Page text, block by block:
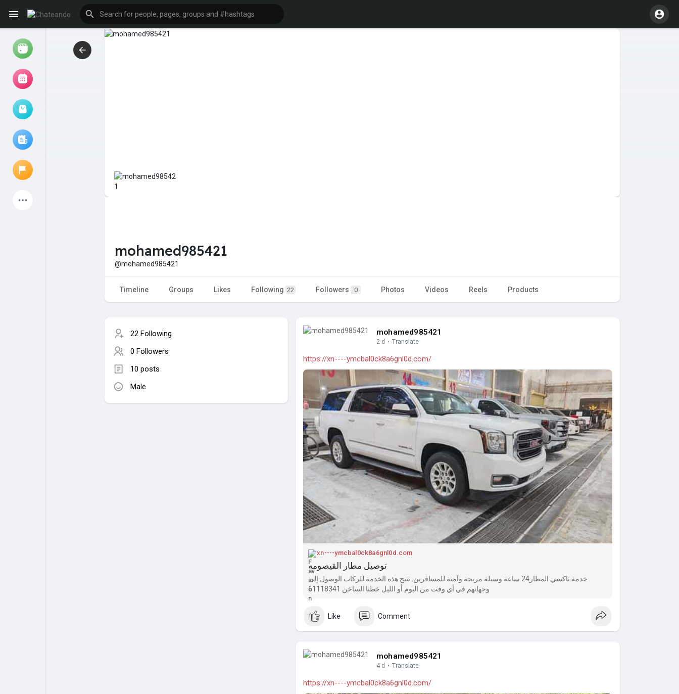
Liked Pages
Explore
Games
mohamed985421
@mohamed985421
Timeline Groups Likes Following 22 Followers 0 Photos Videos Reels Products
22 Following
0 Followers
10 posts
Male
mohamed985421
2 d · Translate
https://xn----ymcbal0ck8a6gnl0d.com/
xn----ymcbal0ck8a6gnl0d.com
توصيل مطار القيصومه
خدمة تاكسي المطار24 ساعة وسيلة مريحة وآمنة للمسافرين. تتيح هذه الخدمة للركاب الوصول إلى
وجهاتهم في أي وقت من اليوم أو الليل خطنا الساخن 61118341
Like Comment
mohamed985421
4 d · Translate
https://xn----ymcbal0ck8a6gnl0d.com/